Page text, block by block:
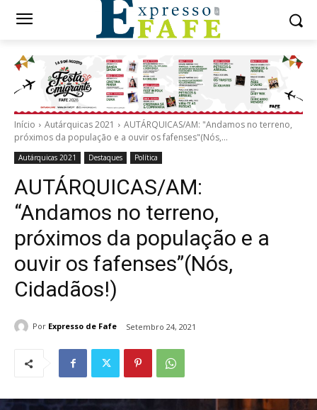
Início Autárquicas 2021
AUTÁRQUICAS/AM: "Andamos no terreno,
próximos da população e a ouvir os fafenses"(Nós,...
Autárquicas 2021 Destaques Política
AUTÁRQUICAS/AM:
“Andamos no terreno,
próximos da população e a
ouvir os fafenses”(Nós,
Cidadãos!)
Por Expresso de Fafe Setembro 24, 2021